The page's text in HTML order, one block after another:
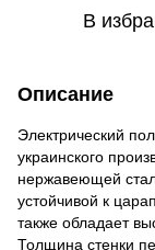
В
Описание
Электрический
украинского
нержавеющей
устойчивой к
также обладает
Толщина стенки